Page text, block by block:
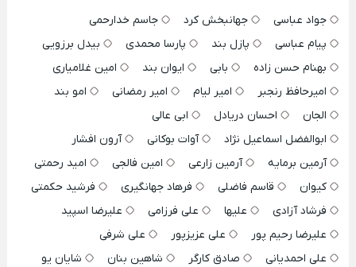
جواد عباسی جهانبخش کرد
جاسم خدارحمی
پیام عباسی
پازل بند پارسا محمدی
بیدل برزویی
بهنام حسن زاده
بابی ایوان بند
امین غلامیاری
امیرحافظ رنجبر
امیر لیام امیر رمضانی
امو بند
الجان
احسان دریادل
ابی عالی
ابوالفضل اسماعیل نژاد
آوات بوکانی
آرون افشار
آرمین برمایه
آرمین زارعی امین فالجی
امید رحمتی
کیوان
قاسم فاضلی فرهاد جهانگیری
فرشید حکمتی
فرشاد آزادی
علیها علی فرزامی
علیرضا اسپید
علیرضا رحیم پور
علی عزیزپور
علی شرفی
علی احمدیانی
صادق کارگر شاهین بنان
شایان یو